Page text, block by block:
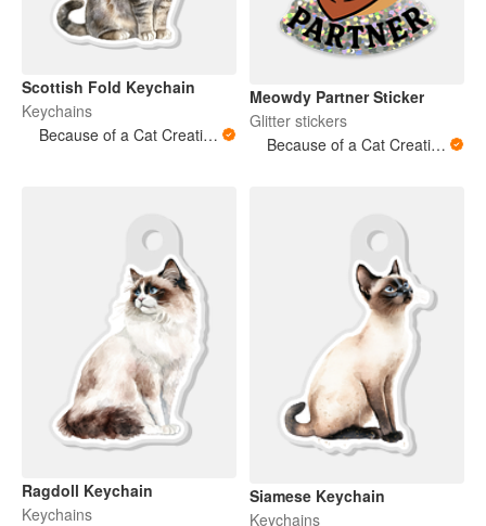
Scottish Fold Keychain
Keychains
Because of a Cat Creations
Meowdy Partner Sticker
Glitter stickers
Because of a Cat Creations
Ragdoll Keychain
Keychains
Siamese Keychain
Keychains